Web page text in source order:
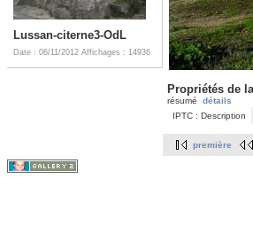
Lussan-citerne3-OdL
Date : 06/11/2012 Affichages : 14936
Propriétés de
résumé détails
IPTC : Description
première